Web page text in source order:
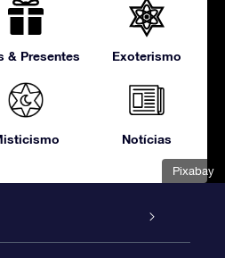
Pixabay
& Presentes Exoterismo
Notícias